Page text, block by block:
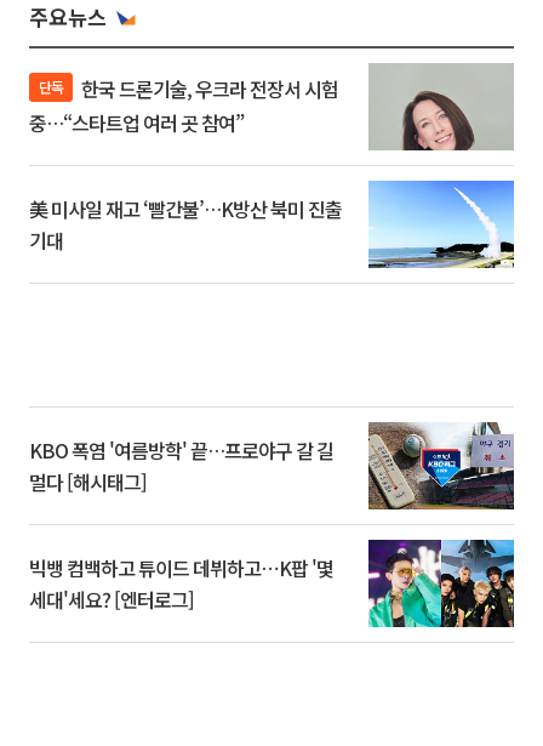
주요뉴스
단독
중…“스타트업 여러 곳 참여”
美 미사일 재고 ‘빨간불’…K방산 북미 진출
기대
KBO 폭염 '여름방학' 끝…프로야구 갈 길
멀다 [해시태그]
빅뱅 컴백하고 튜이드 데뷔하고⋯K팝 '몇
세대'세요? [엔터로그]